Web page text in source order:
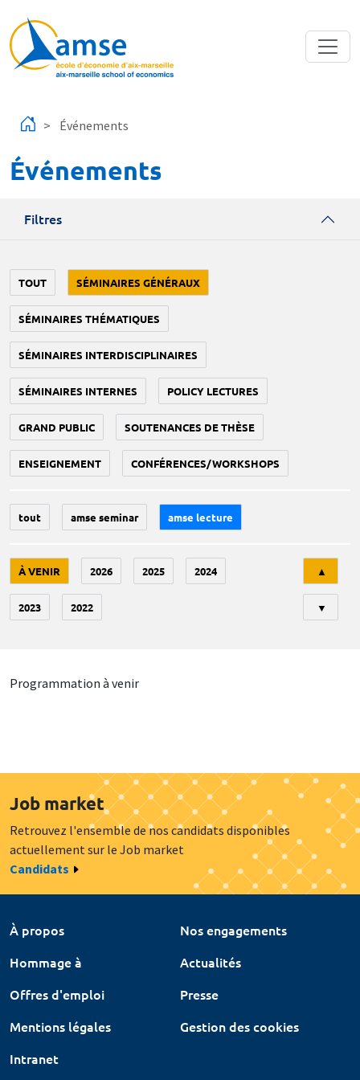
Événements
Événements
Filtres
TOUT SÉMINAIRES GÉNÉRAUX
SÉMINAIRES THÉMATIQUES
SÉMINAIRES INTERDISCIPLINAIRES
SÉMINAIRES INTERNES POLICY LECTURES
GRAND PUBLIC SOUTENANCES DE THÈSE
ENSEIGNEMENT CONFÉRENCES/WORKSHOPS
tout amse seminar amse lecture
À VENIR 2026 2025 2024
2023 2022
▲
▼
Programmation à venir
Job market
Retrouvez l'ensemble de nos candidats disponibles
actuellement sur le Job market
Candidats
À propos
Nos engagements
Hommage à
Actualités
Offres d'emploi
Presse
Mentions légales
Gestion des cookies
Intranet